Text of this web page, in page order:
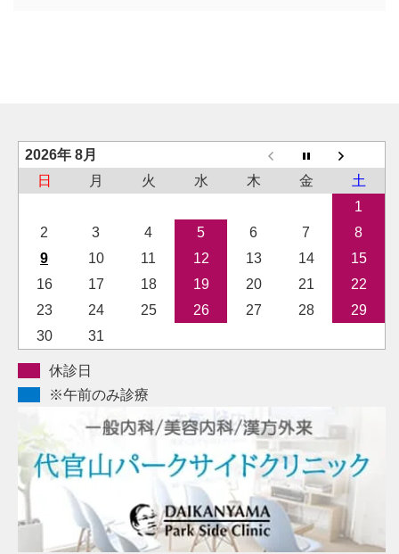
2026年 8月
日
月 火 水 木 金
土
1
2
3 4 5 6 7
8
9
10 11 12 13 14
15
16
17 18 19 20 21
22
23
24 25 26 27 28
29
30
31
休診日
※午前のみ診療